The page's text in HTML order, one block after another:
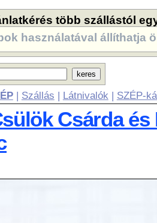
több szállástól
használatával állíthatja
| Szállás | Látnivalók | SZÉP-
Csárda